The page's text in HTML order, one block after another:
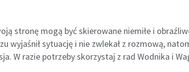
stronę mogą być skierowane niemiłe i
wyjaśnił sytuację i nie zwlekał z rozmową,
W razie potrzeby skorzystaj z rad Wodnika i